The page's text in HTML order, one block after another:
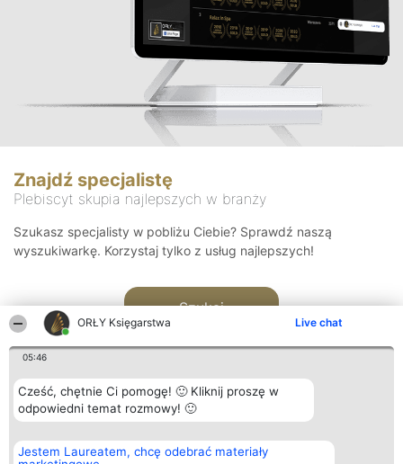
ORŁY Księgarstwa Live chat
05:46
Cześć, chętnie Ci pomogę! 🙂 Kliknij proszę w
odpowiedni temat rozmowy! 🙂
Jestem Laureatem, chcę odebrać materiały
Znajdź specjalistę
Plebiscyt skupia najlepszych w branży
Szukasz specjalisty w pobliżu Ciebie? Sprawdź naszą
wyszukiwarkę. Korzystaj tylko z usług najlepszych!
Szukaj
Organizator plebiscytu
Bright Side Solutions sp. z o.
Plebiscyt
Laureaci
Kontakt
Kontakt